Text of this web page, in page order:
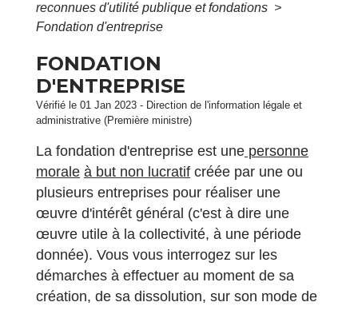
reconnues d'utilité publique et fondations >
Fondation d'entreprise
FONDATION
D'ENTREPRISE
Vérifié le 01 Jan 2023 - Direction de l'information légale et
administrative (Première ministre)
La fondation d'entreprise est une personne
morale à but non lucratif créée par une ou
plusieurs entreprises pour réaliser une
œuvre d'intérêt général (c'est à dire une
œuvre utile à la collectivité, à une période
donnée). Vous vous interrogez sur les
démarches à effectuer au moment de sa
création, de sa dissolution, sur son mode de